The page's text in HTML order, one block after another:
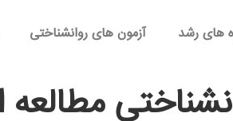
های رشد آزمون های روانشناختی